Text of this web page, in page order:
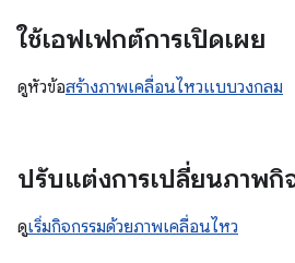
ใช้เอฟเฟกต์การเปิดเผย
ดูหัวข้อสร้างภาพเคลื่อนไหวแบบวงกลม
ปรับแต่งการเปลี่ยนภาพกิ
ดูเริ่มกิจกรรมด้วยภาพเคลื่อนไหว